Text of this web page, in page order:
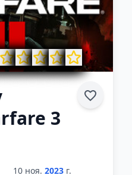
3
10 ноя. 2023 г.